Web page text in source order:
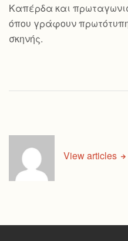
Καπέρδα και
όπου γράφουν
σκηνής.
View articles